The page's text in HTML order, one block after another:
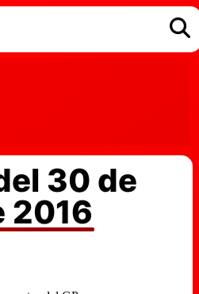
30 de
2016